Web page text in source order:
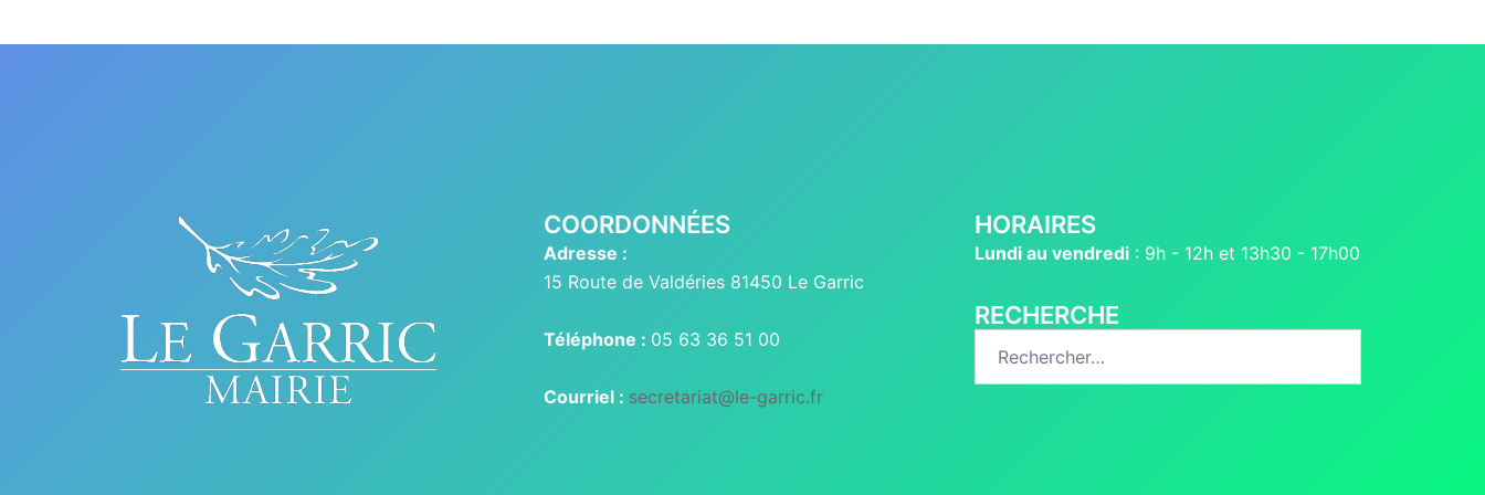
COORDONNÉES
Adresse :
15 Route de Valdéries 81450 Le Garric
Téléphone : 05 63 36 51 00
Courriel : secretariat@le-garric.fr
HORAIRES
Lundi au vendredi : 9h - 12h et 13h30 - 17h00
RECHERCHE